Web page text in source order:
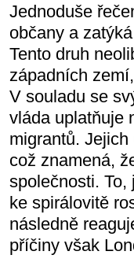
Jednoduše
občany a
Tento druh
západních
V souladu se
vláda uplatňuje
migrantů.
což znamená,
společnosti.
ke spirálovitě
následně
příčiny však